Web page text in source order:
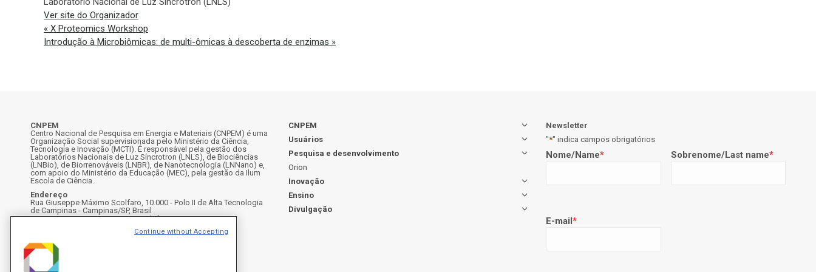
Ver site do Organizador
« X Proteomics Workshop
Introdução à Microbiômicas: de multi-ômicas à descoberta de enzimas »
CNPEM
Centro Nacional de Pesquisa em Energia e Materiais (CNPEM) é uma
Organização Social supervisionada pelo Ministério da Ciência,
Tecnologia e Inovação (MCTI). É responsável pela gestão dos
Laboratórios Nacionais de Luz Síncrotron (LNLS), de Biociências
(LNBio), de Biorrenováveis (LNBR), de Nanotecnologia (LNNano) e,
com apoio do Ministério da Educação (MEC), pela gestão da Ilum
Escola de Ciência.
Endereço
Rua Giuseppe Máximo Scolfaro, 10.000 - Polo II de Alta Tecnologia
de Campinas - Campinas/SP, Brasil
CEP 13083-100, Campinas - SP - Telefone: +55 19 3512-1000
LinkedIn
CNPEM
Usuários
Pesquisa e desenvolvimento
Orion
Inovação
Ensino
Divulgação
Newsletter
"*" indica campos obrigatórios
Nome/Name* Sobrenome/Last name*
E-mail*
Continue without Accepting